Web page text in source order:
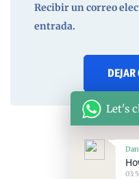
Recibir un correo
entrada.
Let's